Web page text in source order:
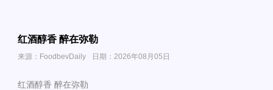
红酒醇香 醉在弥勒
来源：FoodbevDaily 日期：2026年08月05日
红酒醇香 醉在弥勒